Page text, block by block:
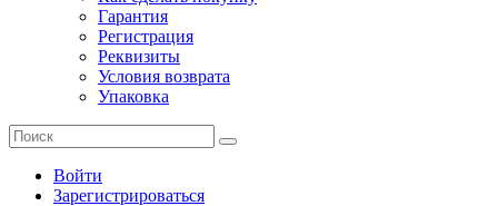
Гарантия
Регистрация
Реквизиты
Условия возврата
Упаковка
Войти
Зарегистрироваться